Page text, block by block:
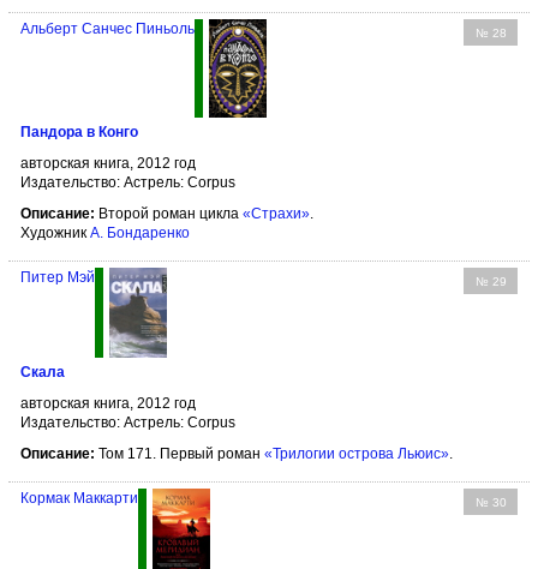
№ 28
Альберт Санчес Пиньоль
Пандора в Конго
авторская книга, 2012 год
Издательство: Астрель: Corpus
Описание: Второй роман цикла «Страхи».
Художник А. Бондаренко
№ 29
Питер Мэй
Скала
авторская книга, 2012 год
Издательство: Астрель: Corpus
Описание: Том 171. Первый роман «Трилогии острова Льюис».
№ 30
Кормак Маккарти